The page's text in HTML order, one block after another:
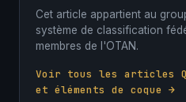
Cet article appartient au
système de classification
membres de l'OTAN.
Voir tous les articles
et éléments de coque →